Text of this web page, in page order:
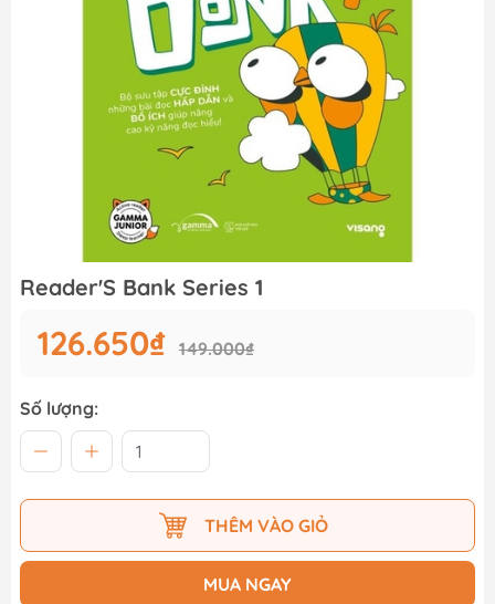
Reader'S Bank Series 1
126.650₫ 149.000₫
Số lượng:
THÊM VÀO GIỎ
MUA NGAY